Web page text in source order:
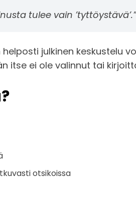
tulee vain ’tyttöystävä’.”
julkinen keskustelu
itse ei ole valinnut tai
otsikoissa